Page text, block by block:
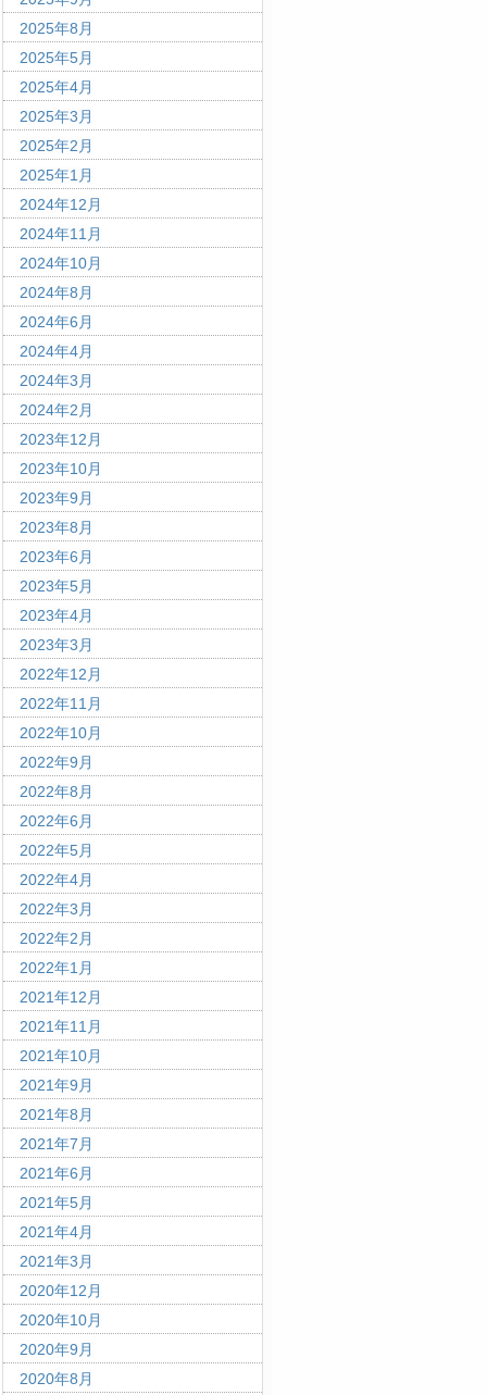
2025年8月
2025年5月
2025年4月
2025年3月
2025年2月
2025年1月
2024年12月
2024年11月
2024年10月
2024年8月
2024年6月
2024年4月
2024年3月
2024年2月
2023年12月
2023年10月
2023年9月
2023年8月
2023年6月
2023年5月
2023年4月
2023年3月
2022年12月
2022年11月
2022年10月
2022年9月
2022年8月
2022年6月
2022年5月
2022年4月
2022年3月
2022年2月
2022年1月
2021年12月
2021年11月
2021年10月
2021年9月
2021年8月
2021年7月
2021年6月
2021年5月
2021年4月
2021年3月
2020年12月
2020年10月
2020年9月
2020年8月